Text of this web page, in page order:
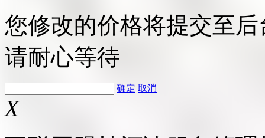
您修改的价格将提交至
请耐心等待
确定 取消
X